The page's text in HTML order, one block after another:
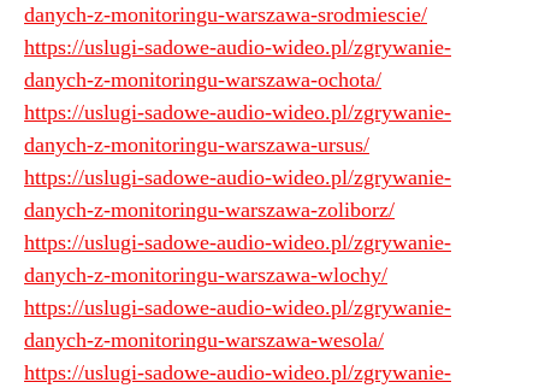
danych-z-monitoringu-warszawa-srodmiescie/
https://uslugi-sadowe-audio-wideo.pl/zgrywanie-
danych-z-monitoringu-warszawa-ochota/
https://uslugi-sadowe-audio-wideo.pl/zgrywanie-
danych-z-monitoringu-warszawa-ursus/
https://uslugi-sadowe-audio-wideo.pl/zgrywanie-
danych-z-monitoringu-warszawa-zoliborz/
https://uslugi-sadowe-audio-wideo.pl/zgrywanie-
danych-z-monitoringu-warszawa-wlochy/
https://uslugi-sadowe-audio-wideo.pl/zgrywanie-
danych-z-monitoringu-warszawa-wesola/
https://uslugi-sadowe-audio-wideo.pl/zgrywanie-